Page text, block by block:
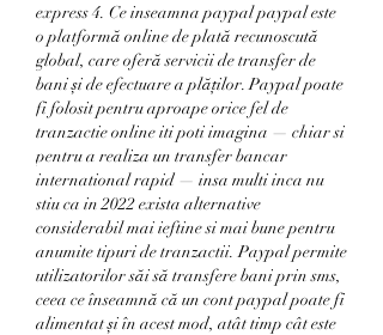
express 4. Ce inseamna paypal paypal este
o platformă online de plată recunoscută
global, care oferă servicii de transfer de
bani și de efectuare a plăților. Paypal poate
fi folosit pentru aproape orice fel de
tranzactie online iti poti imagina — chiar si
pentru a realiza un transfer bancar
international rapid — insa multi inca nu
stiu ca in 2022 exista alternative
considerabil mai ieftine si mai bune pentru
anumite tipuri de tranzactii. Paypal permite
utilizatorilor săi să transfere bani prin sms,
ceea ce înseamnă că un cont paypal poate fi
alimentat și în acest mod, atât timp cât este